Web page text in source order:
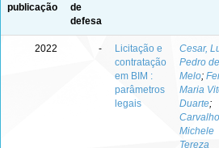
publicação
de
defesa
2022 -
Licitação e
contratação
em BIM :
parâmetros
legais
Cesar,
Pedro de
Melo;
Maria
Duarte;
Michele
Tereza